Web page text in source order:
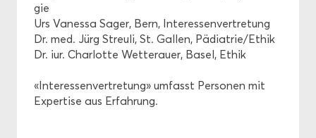
gie
Urs Va­nes­sa Sager, Bern, In­ter­es­sen­ver­tre­tung
Dr. med. Jürg Streu­li, St. Gal­len, Päd­ia­trie/Ethik
Dr. iur. Char­lot­te Wet­ter­au­er, Basel, Ethik
«In­ter­es­sen­ver­tre­tung» um­fasst Per­so­nen mit
Ex­per­ti­se aus Er­fah­rung.